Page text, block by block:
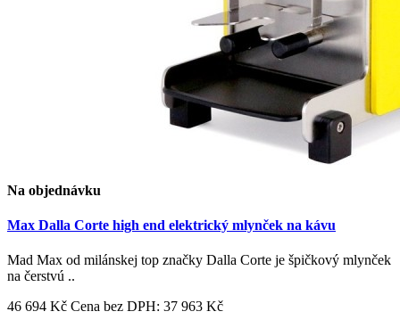
Na objednávku
Max Dalla Corte high end elektrický mlynček na kávu
Mad Max od milánskej top značky Dalla Corte je špičkový mlynček
na čerstvú ..
46 694 Kč Cena bez DPH: 37 963 Kč